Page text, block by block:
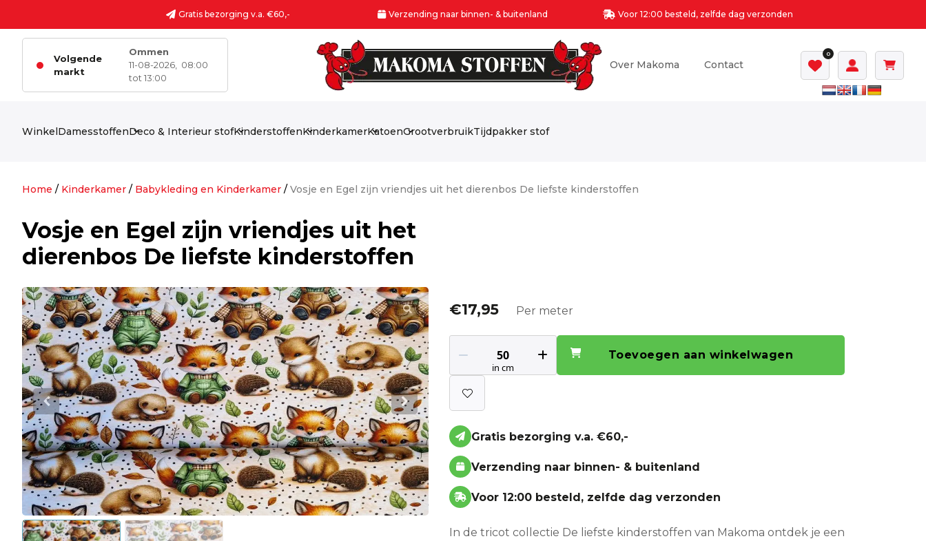
Gratis bezorging v.a. €60,- Verzending naar binnen- & buitenland Voor 12:00 besteld, zelfde dag verzonden
Volgende
markt
Ommen
11-08-2026,
08:00
tot 13:00
Over Makoma Contact
0
WinkelDamesstoffenDeco & Interieur stofKinderstoffenKinderkamerKatoenGrootverbruikTijdpakker stof
Home / Kinderkamer / Babykleding en Kinderkamer / Vosje en Egel zijn vriendjes uit het dierenbos De liefste kinderstoffen
Vosje en Egel zijn vriendjes uit het
dierenbos De liefste kinderstoffen
€17,95 Per meter
Toevoegen aan winkelwagen
Gratis bezorging v.a. €60,-
Verzending naar binnen- & buitenland
Voor 12:00 besteld, zelfde dag verzonden
In de tricot collectie De liefste kinderstoffen van Makoma ontdek je een